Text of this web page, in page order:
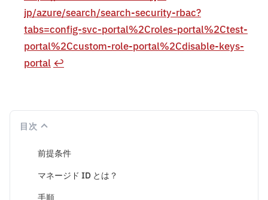
jp/azure/search/search-security-rbac?
tabs=config-svc-portal%2Croles-portal%2Ctest-
portal%2Ccustom-role-portal%2Cdisable-keys-
portal↩︎
目次
前提条件
マネージド ID とは？